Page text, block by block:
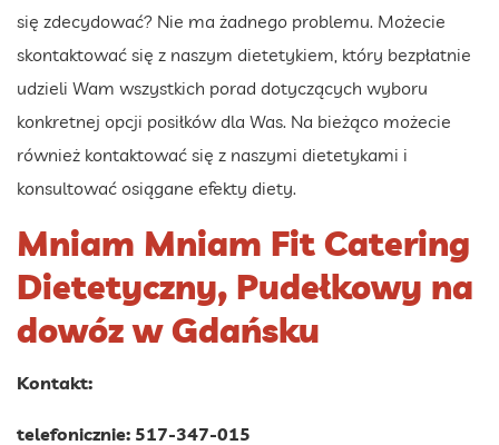
się zdecydować? Nie ma żadnego problemu. Możecie
skontaktować się z naszym dietetykiem, który bezpłatnie
udzieli Wam wszystkich porad dotyczących wyboru
konkretnej opcji posiłków dla Was. Na bieżąco możecie
również kontaktować się z naszymi dietetykami i
konsultować osiągane efekty diety.
Mniam Mniam Fit Catering
Dietetyczny, Pudełkowy na
dowóz w Gdańsku
Kontakt:
telefonicznie: 517-347-015